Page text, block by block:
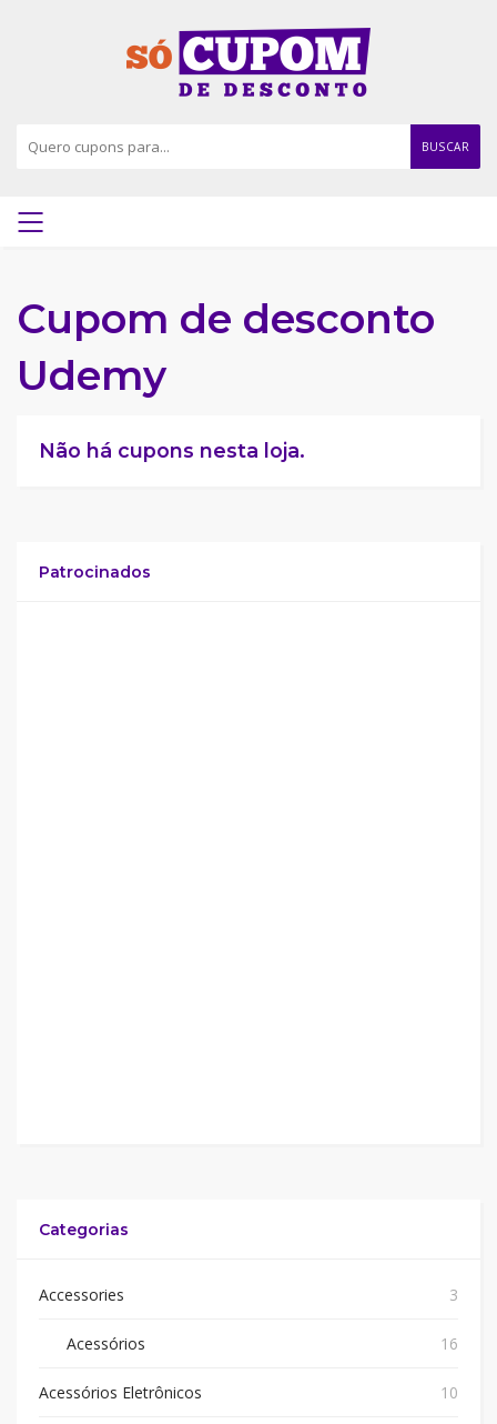
BUSCAR
Cupom de desconto
Udemy
Não há cupons nesta loja.
Patrocinados
Categorias
Accessories 3
Acessórios 16
Acessórios Eletrônicos 10